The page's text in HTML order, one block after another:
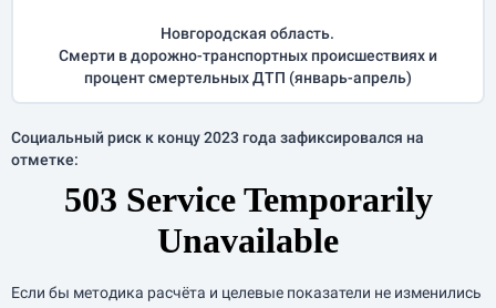
Новгородская область.
Смерти в дорожно-транспортных происшествиях и
процент смертельных ДТП (январь-апрель)
Социальный риск к концу 2023 года зафиксировался на
отметке:
Если бы методика расчёта и целевые показатели не изменились